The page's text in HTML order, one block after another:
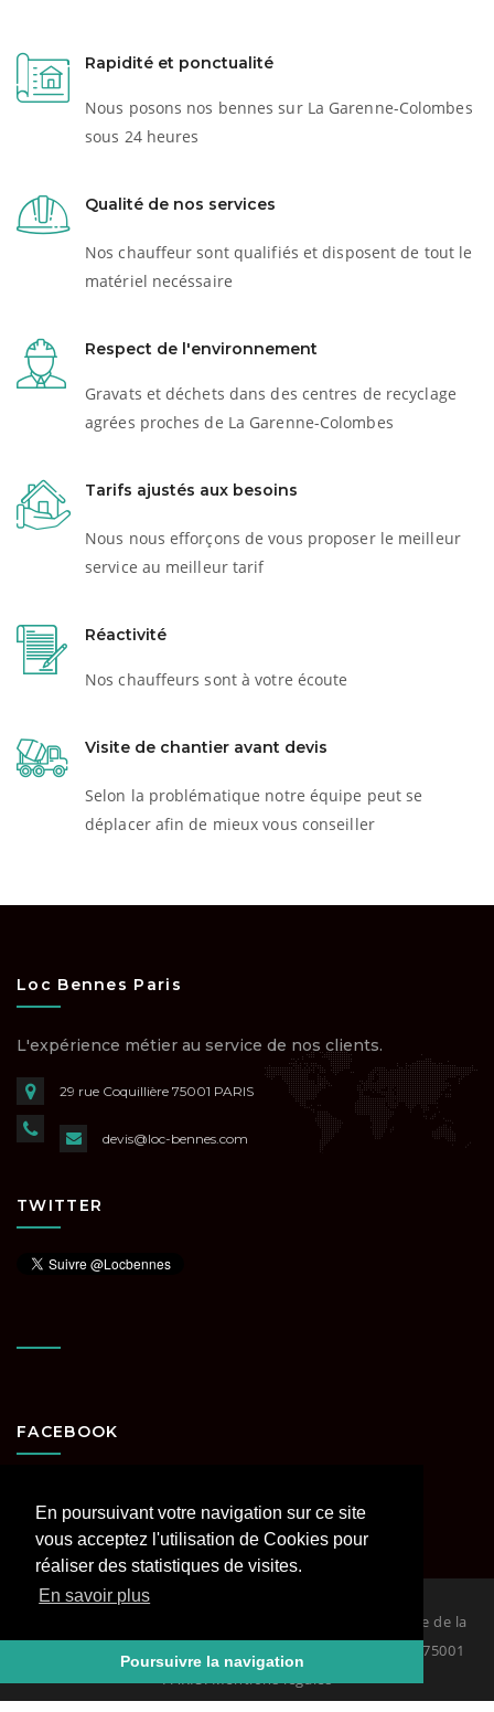
En poursuivant votre navigation sur ce site
vous acceptez l'utilisation de Cookies pour
réaliser des statistiques de visites.
En savoir plus
Poursuivre la navigation
Rapidité et ponctualité
Nous posons nos bennes sur La Garenne-Colombes
sous 24 heures
Qualité de nos services
Nos chauffeur sont qualifiés et disposent de tout le
matériel necéssaire
Respect de l'environnement
Gravats et déchets dans des centres de recyclage
agrées proches de La Garenne-Colombes
Tarifs ajustés aux besoins
Nous nous efforçons de vous proposer le meilleur
service au meilleur tarif
Réactivité
Nos chauffeurs sont à votre écoute
Visite de chantier avant devis
Selon la problématique notre équipe peut se
déplacer afin de mieux vous conseiller
Loc Bennes Paris
L'expérience métier au service de nos clients.
29 rue Coquillière 75001 PARIS
devis@loc-bennes.com
TWITTER
FACEBOOK
Loc Bennes Paris et Région parisienne spécialiste de la
location de benne. RCS PARIS Siège : 29 rue Coquillière 75001
PARIS. Mentions légales